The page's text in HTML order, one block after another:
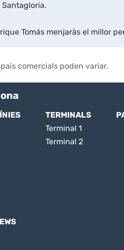
Santagloria.
Tomás menjaràs el millor
comercials poden variar.
TERMINALS
Terminal 1
Terminal 2